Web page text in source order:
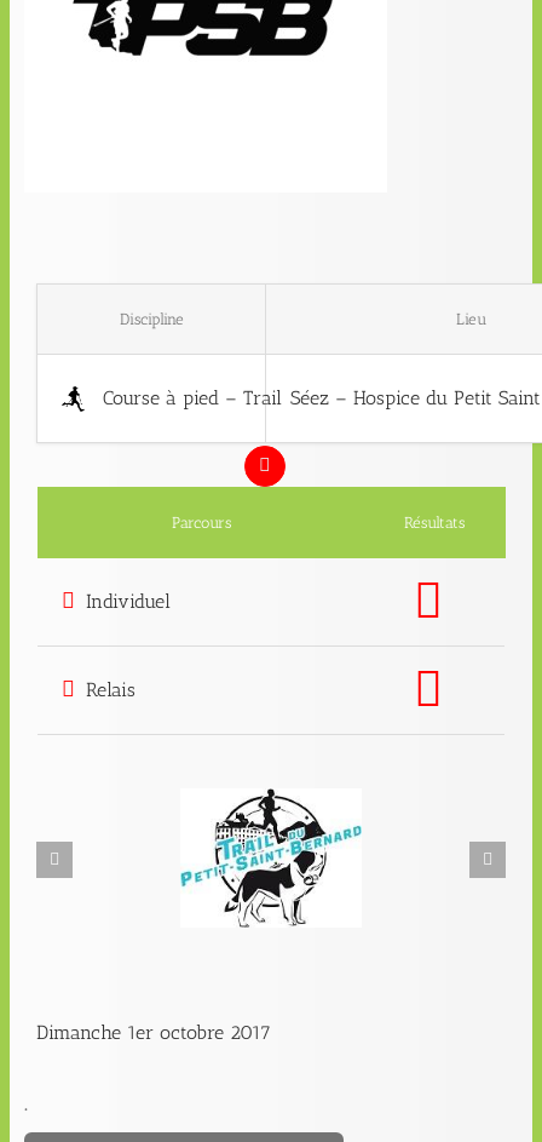
Discipline Lieu
Course à pied – Trail Séez – Hospice du Petit
Parcours Résultats
Individuel
Relais
Dimanche 1er octobre 2017
.